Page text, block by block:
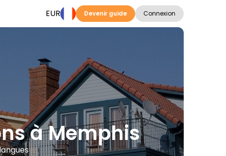
EUR Devenir guide Connexion
à Memphis